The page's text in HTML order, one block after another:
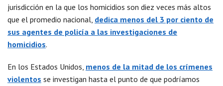
jurisdicción en la que los homicidios son diez veces más altos
que el promedio nacional, dedica menos del 3 por ciento de
sus agentes de policía a las investigaciones de
homicidios.
En los Estados Unidos, menos de la mitad de los crímenes
violentos se investigan hasta el punto de que podríamos